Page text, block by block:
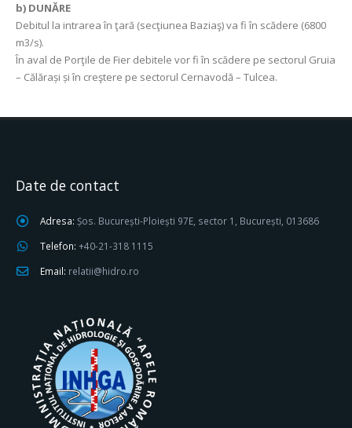
b) DUNĂRE
Debitul la intrarea în ţară (secţiunea Baziaş) va fi în scădere (6800
m3/s).
În aval de Porţile de Fier debitele vor fi în scădere pe sectorul Gruia
– Călărași și în creştere pe sectorul Cernavodă – Tulcea.
Date de contact
Adresa: Șos. București-Ploiești 97E, sector 1, București, 013686
Telefon: +40-21-318 1115
Email: relatii@hidro.ro